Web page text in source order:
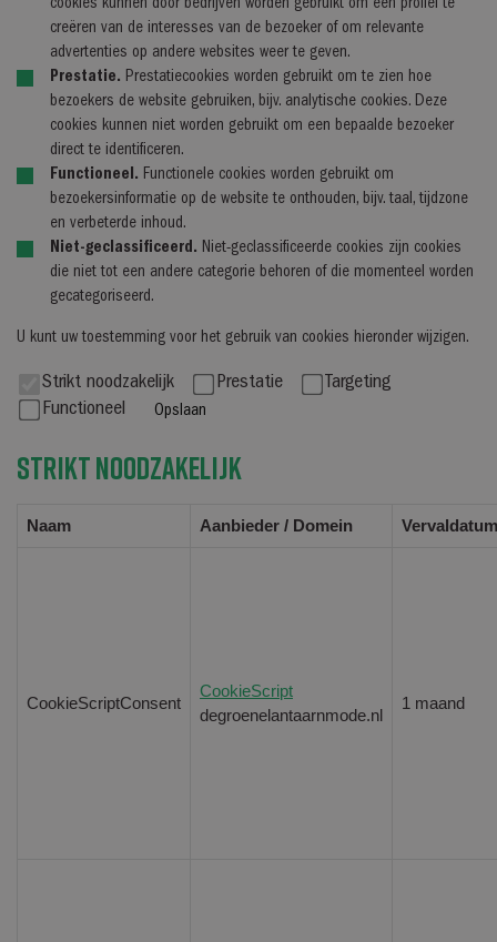
cookies kunnen door bedrijven worden gebruikt om een profiel te
creëren van de interesses van de bezoeker of om relevante
advertenties op andere websites weer te geven.
Prestatie. Prestatiecookies worden gebruikt om te zien hoe
bezoekers de website gebruiken, bijv. analytische cookies. Deze
cookies kunnen niet worden gebruikt om een bepaalde bezoeker
direct te identificeren.
Functioneel. Functionele cookies worden gebruikt om
bezoekersinformatie op de website te onthouden, bijv. taal, tijdzone
en verbeterde inhoud.
Niet-geclassificeerd. Niet-geclassificeerde cookies zijn cookies
die niet tot een andere categorie behoren of die momenteel worden
gecategoriseerd.
U kunt uw toestemming voor het gebruik van cookies hieronder wijzigen.
Strikt noodzakelijk Prestatie
Targeting
Functioneel
Opslaan
Strikt noodzakelijk
Naam Aanbieder / Domein Vervaldatum
CookieScriptConsent
CookieScript
degroenelantaarnmode.nl
1 maand